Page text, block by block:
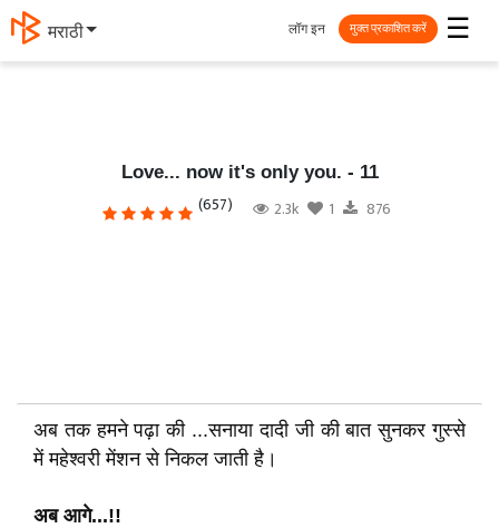
मराठी ☰
लॉग इन मुक्त प्रकाशित करें
Love... now it's only you. - 11
(657) 2.3k 1 876
अब तक हमने पढ़ा की ...सनाया दादी जी की बात सुनकर गुस्से
में महेश्वरी मेंशन से निकल जाती है।
अब आगे...!!